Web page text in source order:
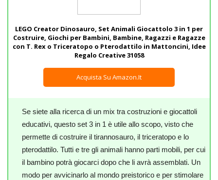
LEGO Creator Dinosauro, Set Animali Giocattolo 3 in 1 per
Costruire, Giochi per Bambini, Bambine, Ragazzi e Ragazze
con T. Rex o Triceratopo o Pterodattilo in Mattoncini, Idee
Regalo Creative 31058
Acquista Su Amazon.it
Se siete alla ricerca di un mix tra costruzioni e giocattoli
educativi, questo set 3 in 1 è utile allo scopo, visto che
permette di costruire il tirannosauro, il triceratopo e lo
pterodattilo. Tutti e tre gli animali hanno parti mobili, per cui
il bambino potrà giocarci dopo che li avrà assemblati. Un
modo per avvicinarlo al mondo preistorico e per stimolare